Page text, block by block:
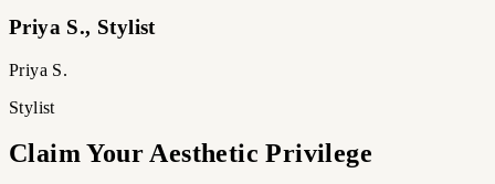
Priya S., Stylist
Priya S.
Stylist
Claim Your Aesthetic Privilege